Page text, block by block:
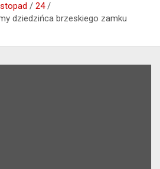
24
dziedzińca brzeskiego zamku